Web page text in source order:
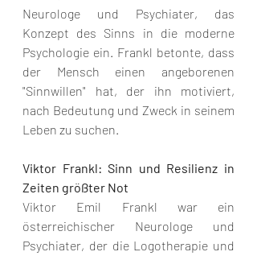
Neurologe und Psychiater, das
Konzept des Sinns in die moderne
Psychologie ein. Frankl betonte, dass
der Mensch einen angeborenen
"Sinnwillen" hat, der ihn motiviert,
nach Bedeutung und Zweck in seinem
Leben zu suchen.
Viktor Frankl: Sinn und Resilienz in
Zeiten größter Not
Viktor Emil Frankl war ein
österreichischer Neurologe und
Psychiater, der die Logotherapie und